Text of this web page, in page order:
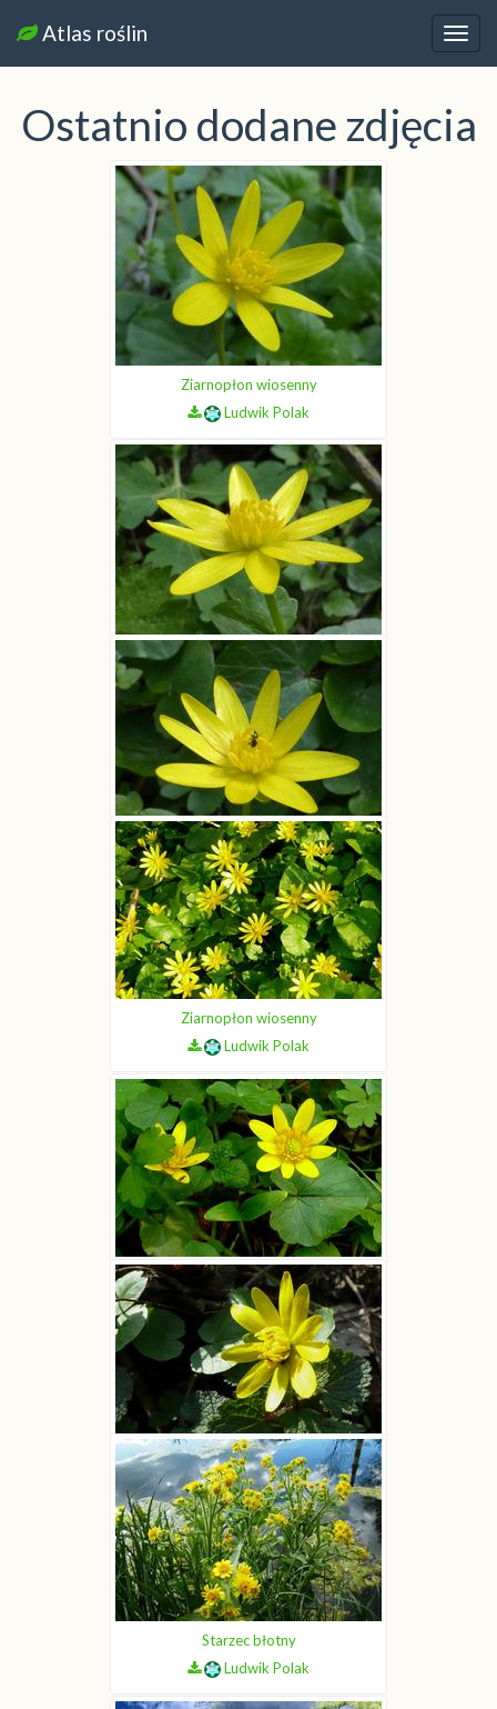
Atlas roślin
Ostatnio dodane zdjęcia
Ziarnopłon wiosenny
Ludwik Polak
Ziarnopłon wiosenny
Ludwik Polak
Ziarnopłon wiosenny
Ludwik Polak
Ziarnopłon wiosenny
Ludwik Polak
Ziarnopłon wiosenny
Ludwik Polak
Ziarnopłon wiosenny
Ludwik Polak
Starzec błotny
Ludwik Polak